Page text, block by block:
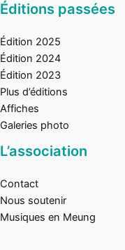
Éditions passées
Édition 2025
Édition 2024
Édition 2023
Plus d’éditions
Affiches
Galeries photo
L’association
Contact
Nous soutenir
Musiques en Meung